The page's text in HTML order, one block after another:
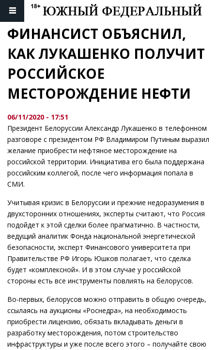
ФИНАНСИСТ ОБЪЯСНИЛ,
КАК ЛУКАШЕНКО ПОЛУЧИТ
РОССИЙСКОЕ
МЕСТОРОЖДЕНИЕ НЕФТИ
06/11/2020 - 17:51
Президент Белоруссии Александр Лукашенко в телефонном
разговоре с президентом РФ Владимиром Путиным выразил
желание приобрести нефтяное месторождение на
российской территории. Инициатива его была поддержана
российским коллегой, после чего информация попала в
СМИ.
Учитывая кризис в Белоруссии и прежние недоразумения в
двухсторонних отношениях, эксперты считают, что Россия
подойдет к этой сделки более прагматично. В частности,
ведущий аналитик Фонда национальной энергетической
безопасности, эксперт Финансового университета при
Правительстве РФ Игорь Юшков полагает, что сделка
будет «комплексной». И в этом случае у российской
стороны есть все инструменты повлиять на белорусов.
Во-первых, белорусов можно отправить в общую очередь,
ссылаясь на аукционы «Роснедра», на необходимость
приобрести лицензию, обязать вкладывать деньги в
разработку месторождения, потом строительство
инфраструктуры и уже после всего этого – получайте свою